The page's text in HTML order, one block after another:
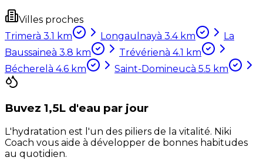
Villes proches
Trimerà 3.1 km Longaulnayà 3.4km
La
Baussaineà 3.8 km Trévérienà 4.1 km
Bécherel à 4.6 km Saint-Domineucà 5.5 km
Buvez 1,5L d'eau par jour
L'hydratation est l'un des piliers de la vitalité. Niki
Coach vous aide à développer de bonnes habitudes
au quotidien.